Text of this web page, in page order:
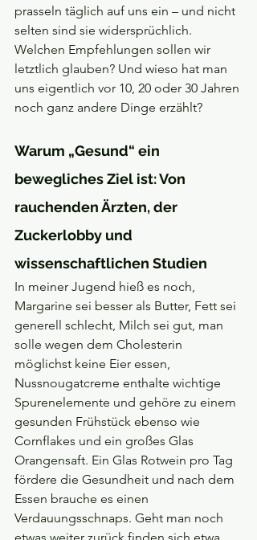
prasseln täglich auf uns ein – und nicht
selten sind sie widersprüchlich.
Welchen Empfehlungen sollen wir
letztlich glauben? Und wieso hat man
uns eigentlich vor 10, 20 oder 30 Jahren
noch ganz andere Dinge erzählt?
Warum „Gesund“ ein
bewegliches Ziel ist: Von
rauchenden Ärzten, der
Zuckerlobby und
wissenschaftlichen Studien
In meiner Jugend hieß es noch,
Margarine sei besser als Butter, Fett sei
generell schlecht, Milch sei gut, man
solle wegen dem Cholesterin
möglichst keine Eier essen,
Nussnougatcreme enthalte wichtige
Spurenelemente und gehöre zu einem
gesunden Frühstück ebenso wie
Cornflakes und ein großes Glas
Orangensaft. Ein Glas Rotwein pro Tag
fördere die Gesundheit und nach dem
Essen brauche es einen
Verdauungsschnaps. Geht man noch